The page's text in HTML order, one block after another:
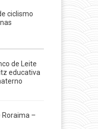
ciclismo
de Leite
educativa
Roraima –